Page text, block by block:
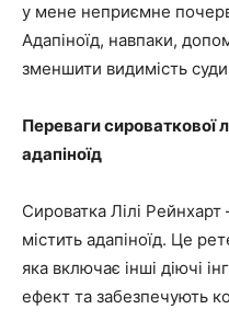
у мене неприємне
Адапіноїд, навпаки,
зменшити видимість
Переваги сироваткової
адапіноїд
Сироватка Лілі
містить адапіноїд. Це
яка включає інші діючі
ефект та забезпечують